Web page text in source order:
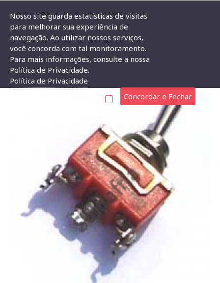
Chave Alavanca KN-1121 (3T Liga/Liga)
CHAVE ALAVANCA KN-1121 (3T LIGA/LIGA)
Nosso site guarda estatísticas de visitas
para melhorar sua experiência de
navegação. Ao utilizar nossos serviços,
você concorda com tal monitoramento.
Para mais informações, consulte a nossa
Política de Privacidade.
Política de Privacidade
Concordar e Fechar